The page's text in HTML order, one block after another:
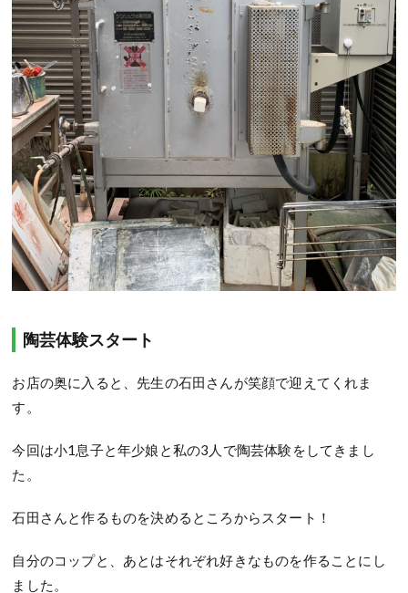
陶芸体験スタート
お店の奥に入ると、先生の石田さんが笑顔で迎えてくれま
す。
今回は小1息子と年少娘と私の3 人で陶芸体験をしてきまし
た。
石田さんと作るものを決めるところからスタート！
自分のコップと、あとはそれぞれ好きなものを作ることにし
ました。